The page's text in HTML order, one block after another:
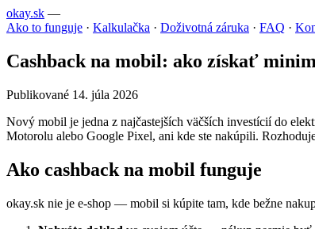
okay.sk —
Ako to funguje · Kalkulačka · Doživotná záruka · FAQ ·
Cashback na mobil: ako získať
Publikované 14. júla 2026
Nový mobil je jedna z najčastejších väčších investícií do
Motorolu alebo Google Pixel, ani kde ste nakúpili.
Ako cashback na mobil funguje
okay.sk nie je e-shop — mobil si kúpite tam, kde bežne